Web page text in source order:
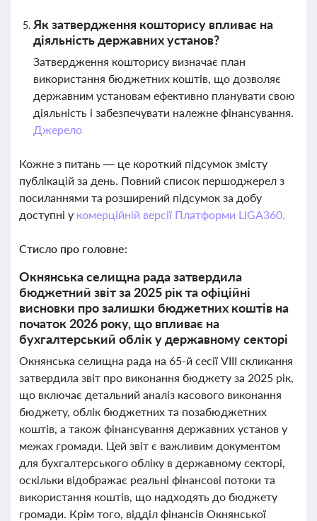
Як затвердження кошторису впливає на
діяльність державних установ?
Затвердження кошторису визначає план
використання бюджетних коштів, що дозволяє
державним установам ефективно планувати свою
діяльність і забезпечувати належне фінансування.
Джерело
Кожне з питань — це короткий підсумок змісту
публікацій за день. Повний список першоджерел з
посиланнями та розширений підсумок за добу
доступні у комерційній версії Платформи LIGA360.
Стисло про головне:
Окнянська селищна рада затвердила
бюджетний звіт за 2025 рік та офіційні
висновки про залишки бюджетних коштів на
початок 2026 року, що впливає на
бухгалтерський облік у державному секторі
Окнянська селищна рада на 65-й сесії VIII скликання
затвердила звіт про виконання бюджету за 2025 рік,
що включає детальний аналіз касового виконання
бюджету, облік бюджетних та позабюджетних
коштів, а також фінансування державних установ у
межах громади. Цей звіт є важливим документом
для бухгалтерського обліку в державному секторі,
оскільки відображає реальні фінансові потоки та
використання коштів, що надходять до бюджету
громади. Крім того, відділ фінансів Окнянської